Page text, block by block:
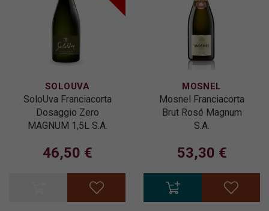
SOLOUVA
SoloUva Franciacorta
Dosaggio Zero
MAGNUM 1,5L S.A.
46,50 €
MOSNEL
Mosnel Franciacorta
Brut Rosé Magnum
S.A.
53,30 €